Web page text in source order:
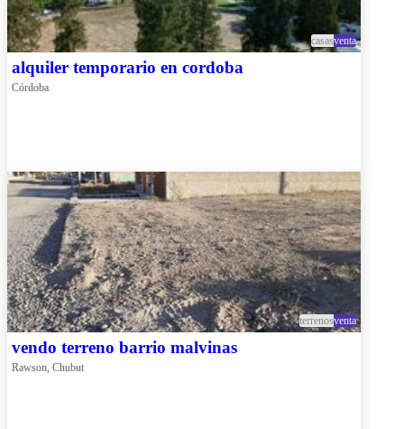
casasventa
alquiler temporario en cordoba
Córdoba
terrenosventa
vendo terreno barrio malvinas
Rawson, Chubut